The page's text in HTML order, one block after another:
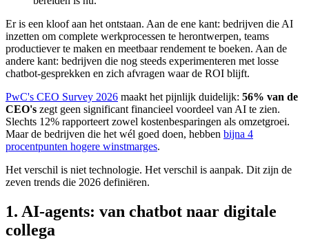
Er is een kloof aan het ontstaan. Aan de ene kant: bedrijven die AI
inzetten om complete werkprocessen te herontwerpen, teams
productiever te maken en meetbaar rendement te boeken. Aan de
andere kant: bedrijven die nog steeds experimenteren met losse
chatbot-gesprekken en zich afvragen waar de ROI blijft.
PwC's CEO Survey 2026 maakt het pijnlijk duidelijk: 56% van de
CEO's zegt geen significant financieel voordeel van AI te zien.
Slechts 12% rapporteert zowel kostenbesparingen als omzetgroei.
Maar de bedrijven die het wél goed doen, hebben bijna 4
procentpunten hogere winstmarges.
Het verschil is niet technologie. Het verschil is aanpak. Dit zijn de
zeven trends die 2026 definiëren.
1. AI-agents: van chatbot naar digitale
collega